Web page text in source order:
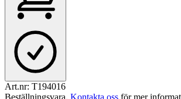
Art.nr: T194016
Beställningsvara. Kontakta oss för mer